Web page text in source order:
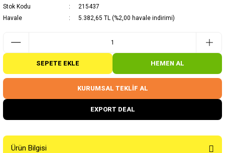
Stok Kodu
215437
Havale
5.382,65 TL (%2,00 havale indirimi)
SEPETE EKLE HEMEN AL
KURUMSAL TEKLİF AL
EXPORT DEAL
Ürün Bilgisi